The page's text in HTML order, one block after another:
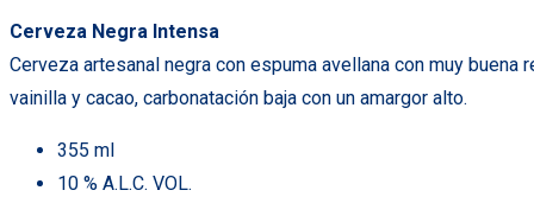
Cerveza Negra Intensa
Cerveza artesanal negra con espuma avellana con muy
vainilla y cacao, carbonatación baja con un amargor alto.
355 ml
10 % A.L.C. VOL.